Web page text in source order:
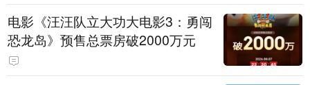
电影《汪汪队立大功大电影3：勇闯
恐龙岛》预售总票房破2000万元